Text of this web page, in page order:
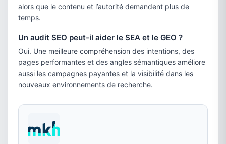
alors que le contenu et l’autorité demandent plus de
temps.
Un audit SEO peut-il aider le SEA et le GEO ?
Oui. Une meilleure compréhension des intentions, des
pages performantes et des angles sémantiques améliore
aussi les campagnes payantes et la visibilité dans les
nouveaux environnements de recherche.